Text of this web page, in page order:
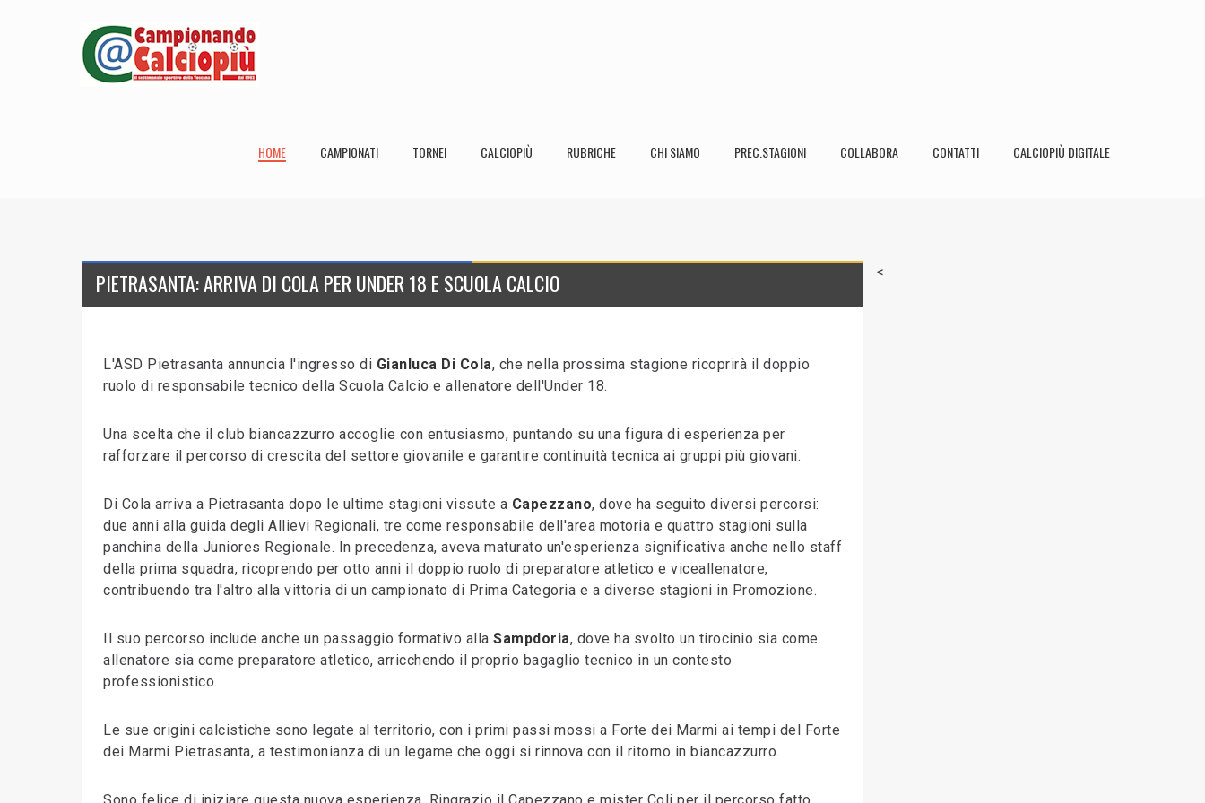
HOME CAMPIONATI TORNEI CALCIOPIÙ RUBRICHE CHI SIAMO PREC.STAGIONI COLLABORA CONTATTI CALCIOPIÙ DIGITALE
PIETRASANTA: ARRIVA DI COLA PER UNDER 18 E SCUOLA CALCIO
L'ASD Pietrasanta annuncia l'ingresso di Gianluca Di Cola, che nella prossima stagione ricoprirà il doppio
ruolo di responsabile tecnico della Scuola Calcio e allenatore dell'Under 18.
Una scelta che il club biancazzurro accoglie con entusiasmo, puntando su una figura di esperienza per
rafforzare il percorso di crescita del settore giovanile e garantire continuità tecnica ai gruppi più giovani.
Di Cola arriva a Pietrasanta dopo le ultime stagioni vissute a Capezzano, dove ha seguito diversi percorsi:
due anni alla guida degli Allievi Regionali, tre come responsabile dell'area motoria e quattro stagioni sulla
panchina della Juniores Regionale. In precedenza, aveva maturato un'esperienza significativa anche nello staff
della prima squadra, ricoprendo per otto anni il doppio ruolo di preparatore atletico e viceallenatore,
contribuendo tra l'altro alla vittoria di un campionato di Prima Categoria e a diverse stagioni in Promozione.
Il suo percorso include anche un passaggio formativo alla Sampdoria, dove ha svolto un tirocinio sia come
allenatore sia come preparatore atletico, arricchendo il proprio bagaglio tecnico in un contesto
professionistico.
Le sue origini calcistiche sono legate al territorio, con i primi passi mossi a Forte dei Marmi ai tempi del Forte
dei Marmi Pietrasanta, a testimonianza di un legame che oggi si rinnova con il ritorno in biancazzurro.
<